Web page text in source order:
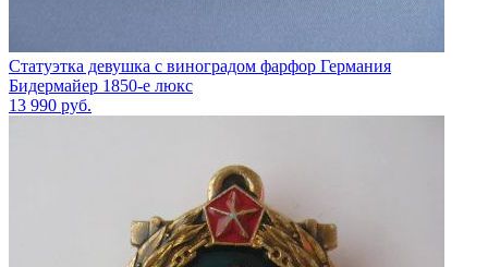
Статуэтка девушка с виноградом фарфор Германия
Бидермайер 1850-е люкс
13 990 руб.